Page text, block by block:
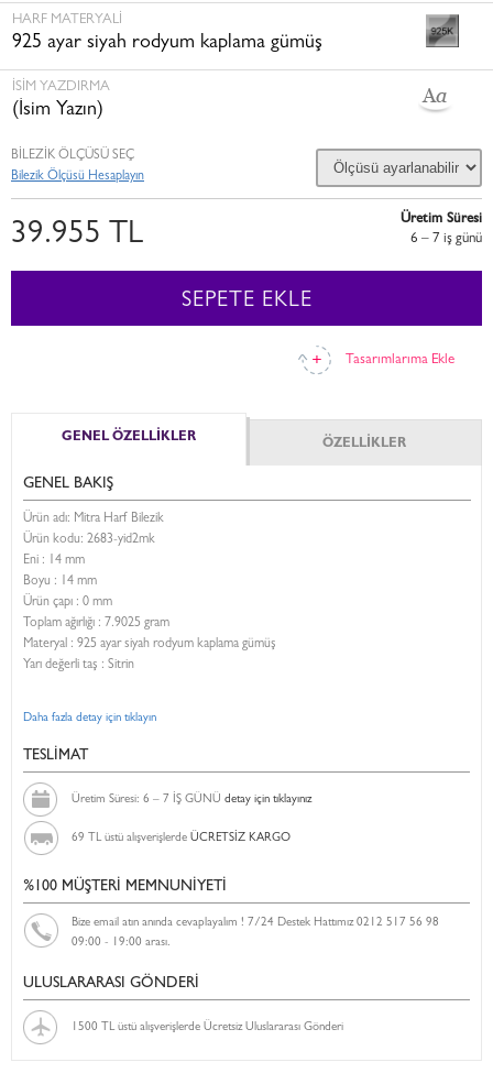
HARF MATERYALI
925 ayar siyah rodyum kaplama gümüş
İSİM YAZDIRMA
(İsim Yazın)
Tasarımlarıma Ekle
BİLEZİK ÖLÇÜSÜ SEÇ
Bilezik Ölçüsü Hesaplayın
39.955 TL
Üretim Süresi
6 – 7 i̇ş günü
SEPETE EKLE
GENEL ÖZELLİKLER ÖZELLİKLER
GENEL BAKIŞ
Ürün adı: Mitra Harf Bilezik
Ürün kodu: 2683-yid2mk
Eni : 14 mm
Boyu : 14 mm
Ürün çapı : 0 mm
Toplam ağırlığı : 7.9025 gram
Materyal : 925 ayar siyah rodyum kaplama gümüş
Yarı değerli taş : Sitrin
Daha fazla detay için tıklayın
TESLİMAT
Üretim Süresi: 6 – 7 İŞ GÜNÜ detay için tıklayınız
69 TL üstü alışverişlerde ÜCRETSİZ KARGO
%100 MÜŞTERİ MEMNUNİYETİ
Bize email atın anında cevaplayalım ! 7/24 Destek Hattımız 0212 517 56 98
09:00 - 19:00 arası.
ULUSLARARASI GÖNDERİ
1500 TL üstü alışverişlerde Ücretsiz Uluslararası Gönderi